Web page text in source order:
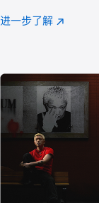
注
进一步了解 Apple
(在
口
中
打
开)